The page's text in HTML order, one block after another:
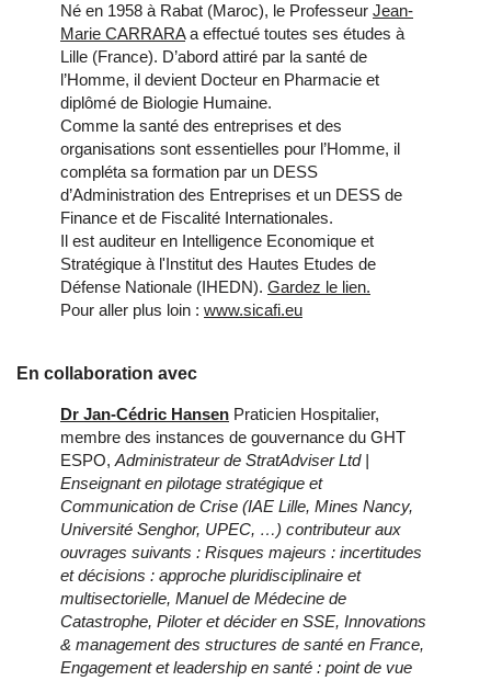
Né en 1958 à Rabat (Maroc), le Professeur Jean-
Marie CARRARAa effectué toutes ses études à
Lille (France). D’abord attiré par la santé de
l’Homme, il devient Docteur en Pharmacie et
diplômé de Biologie Humaine.
Comme la santé des entreprises et des
organisations sont essentielles pour l’Homme, il
compléta sa formation par un DESS
d’Administration des Entreprises et un DESS de
Finance et de Fiscalité Internationales.
Il est auditeur en Intelligence Economique et
Stratégique à l'Institut des Hautes Etudes de
Défense Nationale (IHEDN). Gardez le lien.
Pour aller plus loin : www.sicafi.eu
En collaboration avec
Dr Jan-Cédric Hansen Praticien Hospitalier,
membre des instances de gouvernance du GHT
ESPO, Administrateur de StratAdviser Ltd |
Enseignant en pilotage stratégique et
Communication de Crise (IAE Lille, Mines Nancy,
Université Senghor, UPEC, …) contributeur aux
ouvrages suivants : Risques majeurs : incertitudes
et décisions : approche pluridisciplinaire et
multisectorielle, Manuel de Médecine de
Catastrophe, Piloter et décider en SSE, Innovations
& management des structures de santé en France,
Engagement et leadership en santé : point de vue